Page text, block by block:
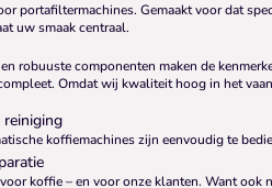
portafiltermachines. Gemaakt voor dat
uw smaak centraal.
robuuste componenten maken de
Omdat wij kwaliteit hoog in het
reiniging
koffiemachines zijn eenvoudig te
koffie – en voor onze klanten. Want ook